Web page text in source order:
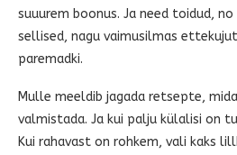
suuurem boonus. Ja need toidud,
sellised, nagu vaimusilmas
paremadki.
Mulle meeldib jagada retsepte,
valmistada. Ja kui palju külalisi on
Kui rahavast on rohkem, vali kaks